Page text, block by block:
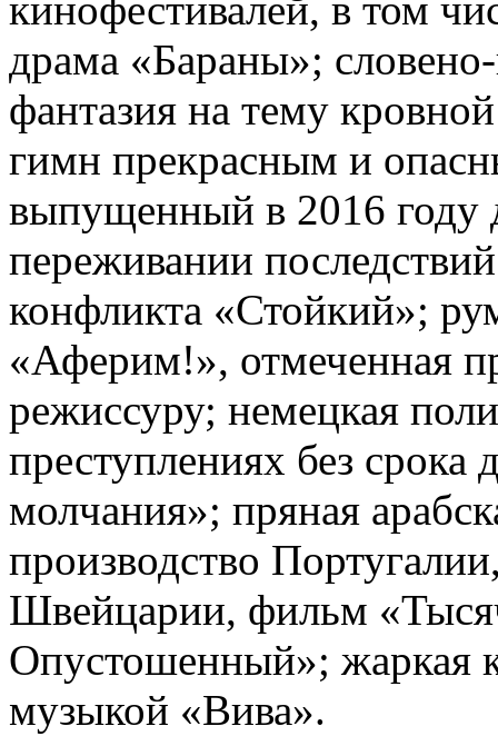
драма «Бараны»;
фантазия на тему
гимн прекрасным и
выпущенный в 2016 году
переживании
конфликта «Стойкий»;
«Аферим!», отмеченная
режиссуру; немецкая
преступлениях без срока
молчания»; пряная
производство
Швейцарии, фильм
Опустошенный»; жаркая
музыкой «Вива».